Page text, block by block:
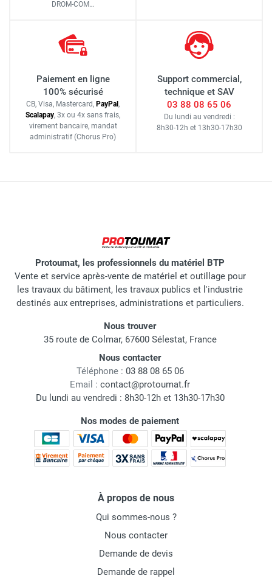
DROM-COM…
Paiement en ligne
100% sécurisé
CB, Visa, Mastercard, PayPal ,
Scalapay, 3x ou 4x sans frais,
virement bancaire, mandat
administratif (Chorus Pro)
Support commercial,
technique et SAV
03 88 08 65 06
Du lundi au vendredi :
8h30-12h et 13h30-17h30
Protoumat, les professionnels du matériel BTP
Vente et service après-vente de matériel et outillage pour
les travaux du bâtiment, les travaux publics et l'industrie
destinés aux entreprises, administrations et particuliers.
Nous trouver
35 route de Colmar, 67600 Sélestat, France
Nous contacter
Téléphone : 03 88 08 65 06
Email : contact@protoumat.fr
Du lundi au vendredi : 8h30-12h et 13h30-17h30
Nos modes de paiement
À propos de nous
Qui sommes-nous ?
Nous contacter
Demande de devis
Demande de rappel